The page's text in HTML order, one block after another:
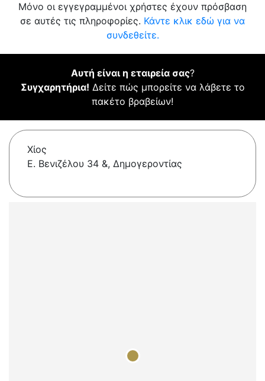
Μόνο οι εγγεγραμμένοι χρήστες έχουν πρόσβαση
σε αυτές τις πληροφορίες. Κάντε κλικ εδώ για να
συνδεθείτε.
Αυτή είναι η εταιρεία σας?
Συγχαρητήρια! Δείτε πώς μπορείτε να λάβετε το
πακέτο βραβείων!
Χίος
Ε. Βενιζέλου 34 &, Δημογεροντίας